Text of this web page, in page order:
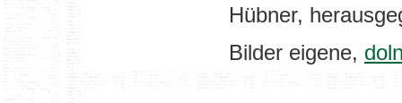
Hübner,
Bilder eigene,